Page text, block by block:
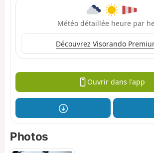
Météo détaillée heure par
Découvrez Visorando
Ouvrir dans l'app
Photos